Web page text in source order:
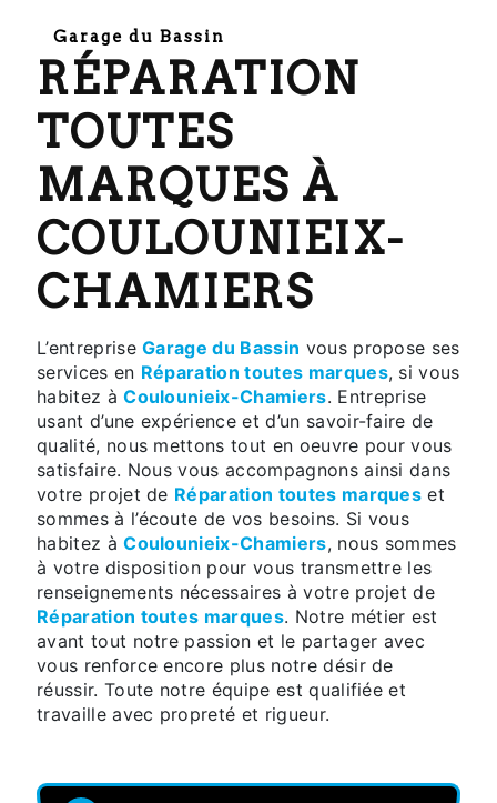
Garage du Bassin
RÉPARATION
TOUTES
MARQUES À
COULOUNIEIX-
CHAMIERS
L’entrepriseGarage du Bassin vous propose ses
services en Réparation toutes marques, si vous
habitez àCoulounieix-Chamiers. Entreprise
usant d’une expérience et d’un savoir-faire de
qualité, nous mettons tout en oeuvre pour vous
satisfaire. Nous vous accompagnons ainsi dans
votre projet de Réparation toutes marques et
sommes à l’écoute de vos besoins. Si vous
habitez àCoulounieix-Chamiers, nous sommes
à votre disposition pour vous transmettre les
renseignements nécessaires à votre projet de
Réparation toutes marques. Notre métier est
avant tout notre passion et le partager avec
vous renforce encore plus notre désir de
réussir. Toute notre équipe est qualifiée et
travaille avec propreté et rigueur.